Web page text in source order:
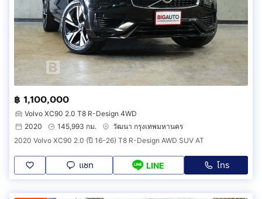
฿ 1,100,000
Volvo XC90 2.0 T8 R-Design 4WD
2020
145,993 กม.
วัฒนา กรุงเทพมหานคร
2020 Volvo XC90 2.0 (ปี 16-26) T8 R-Design AWD SUV AT
แชท LINE โทร